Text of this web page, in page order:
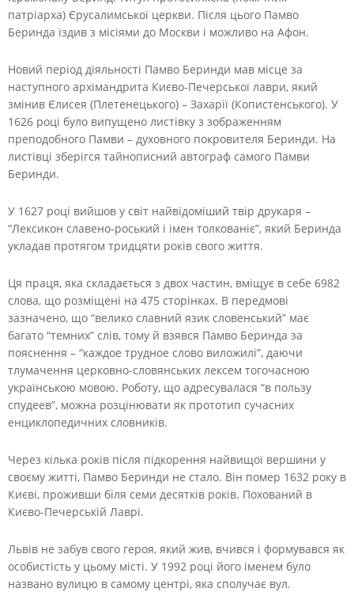
патріарха) Єрусалимської церкви. Після цього Памво
Беринда їздив з місіями до Москви і можливо на Афон.
Новий період діяльності Памво Беринди мав місце за
наступного архімандрита Києво-Печерської лаври, який
змінив Єлисея (Плетенецького) – Захарії (Копистенського). У
1626 році було випущено листівку з зображенням
преподобного Памви – духовного покровителя Беринди. На
листівці зберігся тайнописний автограф самого Памви
Беринди.
У 1627 році вийшов у світ найвідоміший твір друкаря –
“Лексикон славено-роський і імен толкованіє”, який Беринда
укладав протягом тридцяти років свого життя.
Ця праця, яка складається з двох частин, вміщує в себе 6982
слова, що розміщені на 475 сторінках. В передмові
зазначено, що “велико славний язик словенський” має
багато “темних” слів, тому й взявся Памво Беринда за
пояснення – “каждое трудное слово виложилі”, даючи
тлумачення церковно-словянських лексем тогочасною
українською мовою. Роботу, що адресувалася “в пользу
спудеев”, можна розцінювати як прототип сучасних
енциклопедичних словників.
Через кілька років після підкорення найвищої вершини у
своєму житті, Памво Беринди не стало. Він помер 1632 року в
Києві, проживши біля семи десятків років. Похований в
Києво-Печерській Лаврі.
Львів не забув свого героя, який жив, вчився і формувався як
особистість у цьому місті. У 1992 році його іменем було
названо вулицю в самому центрі, яка сполучає вул.